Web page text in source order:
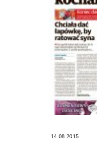
14.08.2015